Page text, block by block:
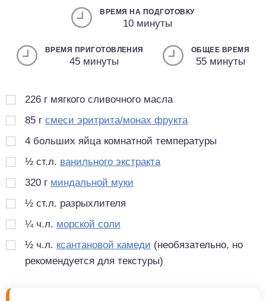
ВРЕМЯ НА ПОДГОТОВКУ
10 минуты
ВРЕМЯ ПРИГОТОВЛЕНИЯ
45 минуты
ОБЩЕЕ ВРЕМЯ
55 минуты
226 г мягкого сливочного масла
85 г смеси эритрита/монах фрукта
4 больших яйца комнатной температуры
½ ст.л. ванильного экстракта
320 г миндальной муки
½ ст.л. разрыхлителя
¼ ч.л. морской соли
½ ч.л. ксантановой камеди (необязательно, но
рекомендуется для текстуры)